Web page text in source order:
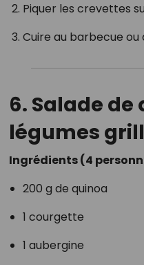
Piquer les crevettes
Cuire au barbecue
6. Salade
légumes
Ingrédients (4
200 g de quinoa
1 courgette
1 aubergine